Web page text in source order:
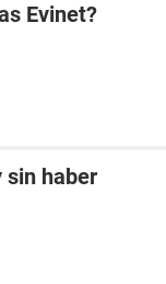
Evinet?
sin haber